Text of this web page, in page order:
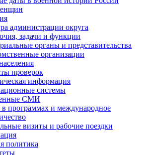
администрации округа
задачи и функции
органы и представительства
организации
проверок
информация
системы
СМИ
в программах и международное
визиты и рабочие поездки
политика